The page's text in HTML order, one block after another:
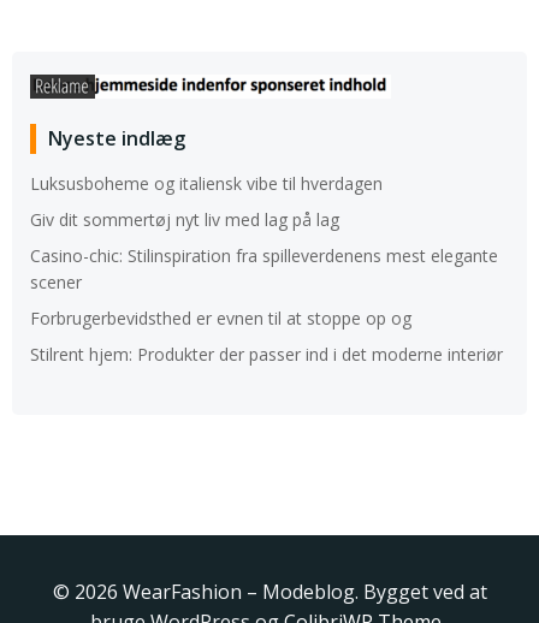
Nyeste indlæg
Luksusboheme og italiensk vibe til hverdagen
Giv dit sommertøj nyt liv med lag på lag
Casino-chic: Stilinspiration fra spilleverdenens mest elegante
scener
Forbrugerbevidsthed er evnen til at stoppe op og
Stilrent hjem: Produkter der passer ind i det moderne interiør
© 2026 WearFashion – Modeblog. Bygget ved at